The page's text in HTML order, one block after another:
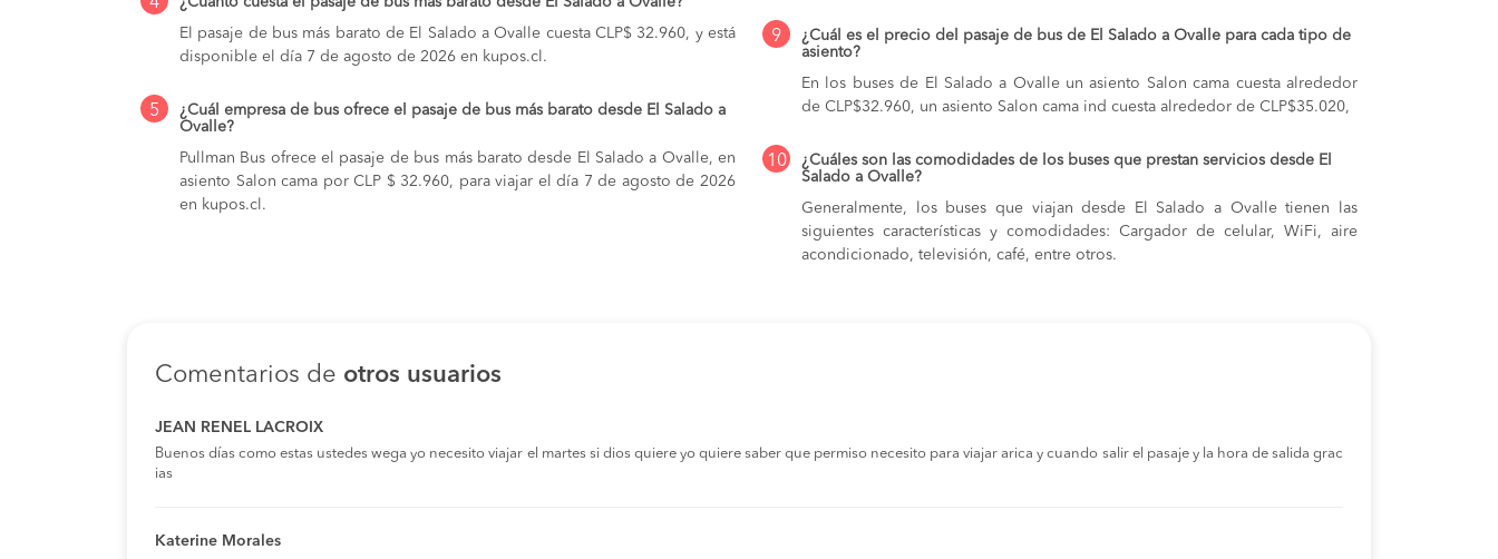
El pasaje de bus más barato de El Salado a Ovalle cuesta CLP$ 32.960, y está
disponible el día 7 de agosto de 2026 en kupos.cl.
5
¿Cuál empresa de bus ofrece el pasaje de bus más barato desde El Salado a
Ovalle?
Pullman Bus ofrece el pasaje de bus más barato desde El Salado a Ovalle, en
asiento Salon cama por CLP $ 32.960, para viajar el día 7 de agosto de 2026
en kupos.cl.
9
¿Cuál es el precio del pasaje de bus de El Salado a Ovalle para cada tipo de
asiento?
En los buses de El Salado a Ovalle un asiento Salon cama cuesta alrededor
de CLP$32.960, un asiento Salon cama ind cuesta alrededor de CLP$35.020,
10
¿Cuáles son las comodidades de los buses que prestan servicios desde El
Salado a Ovalle?
Generalmente, los buses que viajan desde El Salado a Ovalle tienen las
siguientes características y comodidades: Cargador de celular, WiFi, aire
acondicionado, televisión, café, entre otros.
Comentarios de otros usuarios
JEAN RENEL LACROIX
Buenos días como estas ustedes wega yo necesito viajar el martes si dios quiere yo quiere saber que permiso necesito para viajar arica y cuando salir el pasaje y la hora de salida grac
ias
Katerine Morales